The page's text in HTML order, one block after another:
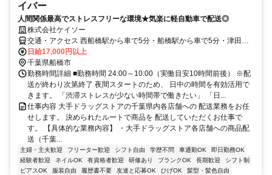
イバー
人間関係最高でストレスフリーな環境★気楽に軽自動車で配送◎
株式会社ケイソー
交通・アクセス 西船橋駅から車で5分・船橋駅から車で5分・津田沼
駅から車で5分
日給17,000円以上
千葉県船橋市
勤務時間詳細 ■勤務時間 24:00～10:00（実働目安10時間前後） ※配
送が終わり次第終了 夜間スタートのため、 日中の時間を有効活用で
きます。 「渋滞ストレスが少ない時間帯で働きたい」 「日...
仕事内容 大手ドラッグストアの千葉県内各店舗への 配送業務をお任
せします。 決められたルートで商品を 配送していただくお仕事で
す。 【具体的な業務内容】 ・大手ドラッグストア各店舗への商品配
送（千葉...
主婦・主夫歓迎 フリーター歓迎 シフト自由 学歴不問 車通勤OK
即日勤務OK
経験者歓迎
ネイルOK 有資格者歓迎 研修あり ブランクOK 長期歓迎
シフト制
ピアスOK
服装自由 履歴書不要 友達と応募OK ひげOK 髪型・髪色自由